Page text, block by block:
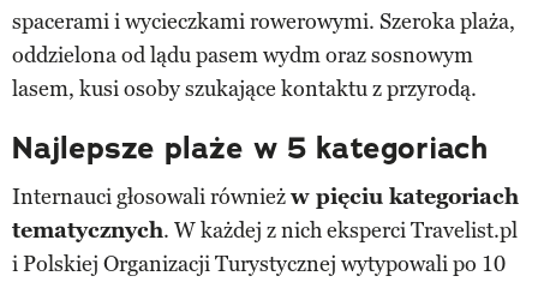
spacerami i wycieczkami rowerowymi. Szeroka plaża,
oddzielona od lądu pasem wydm oraz sosnowym
lasem, kusi osoby szukające kontaktu z przyrodą.
Najlepsze plaże w 5 kategoriach
Internauci głosowali równieżw pięciu kategoriach
tematycznych. W każdej z nich eksperci Travelist.pl
i Polskiej Organizacji Turystycznej wytypowali po 10